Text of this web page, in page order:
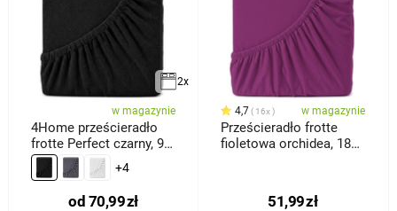
2x
w magazynie
4Home prześcieradło
frotte Perfect czarny, 90
x
+4
od 70,99zł
4,7 16x w magazynie
Prześcieradło frotte
fioletowa orchidea, 180
51,99zł